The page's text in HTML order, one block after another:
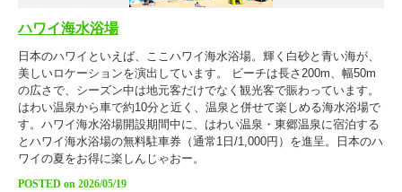
ハワイ海水浴場
日本のハワイといえば、ここハワイ海水浴場。輝く白砂と青い海が、
美しいロケーションを演出しています。 ビーチは長さ200m、幅50m
の広さで、シーズン中は地元客だけでなく観光客で賑わっています。
はわい温泉から車で約10分と近く、温泉と併せて楽しめる海水浴場で
す。ハワイ海水浴場開設期間中に、はわい温泉・東郷温泉に宿泊する
とハワイ海水浴場の無料駐車券（通常1日/1,000円）を進呈。日本のハ
ワイの夏をお得に楽しんじゃおー。
POSTED on 2026/05/19